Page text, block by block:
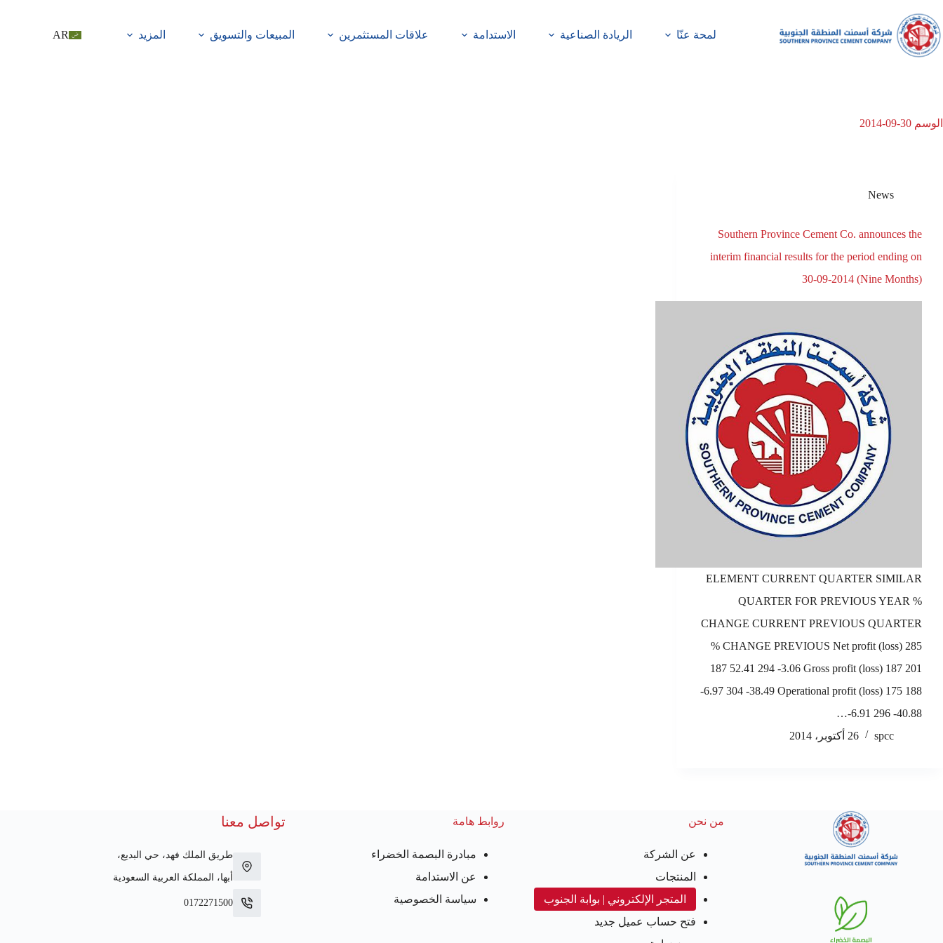
لمحة عنّا الريادة الصناعية الاستدامة علاقات المستثمرين المبيعات والتسويق المزيد AR
الوسم
News
Southern Province Cement Co. announces the
interim financial results for the period ending on
30-09-2014 (Nine Months)
ELEMENT CURRENT QUARTER SIMILAR
QUARTER FOR PREVIOUS YEAR %
CHANGE CURRENT PREVIOUS QUARTER
% CHANGE PREVIOUS Net profit (loss) 285
187 52.41 294 -3.06 Gross profit (loss) 187 201
-6.97 304 -38.49 Operational profit (loss) 175 188
-6.91 296 -40.88…
spcc
26 أكتوبر، 2014
من نحن
عن الشركة
المنتجات
المتجر الإلكتروني | بوابة الجنوب
فتح حساب عميل جديد
روابط هامة
مبادرة البصمة الخضراء
عن الاستدامة
سياسة الخصوصية
تواصل معنا
طريق الملك فهد، حي البديع،
أبها، المملكة العربية السعودية
0172271500